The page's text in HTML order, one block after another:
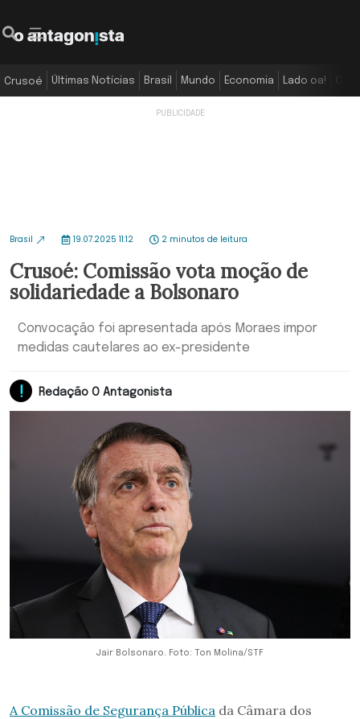
Crusoé Últimas Notícias Brasil Mundo Economia Lado oa!
Brasil 19.07.2025 11:12 2 minutos de leitura
Crusoé: Comissão vota moção de
solidariedade a Bolsonaro
Convocação foi apresentada após Moraes impor
medidas cautelares ao ex-presidente
Redação O Antagonista
Jair Bolsonaro. Foto: Ton Molina/STF
A Comissão de Segurança Pública da Câmara dos